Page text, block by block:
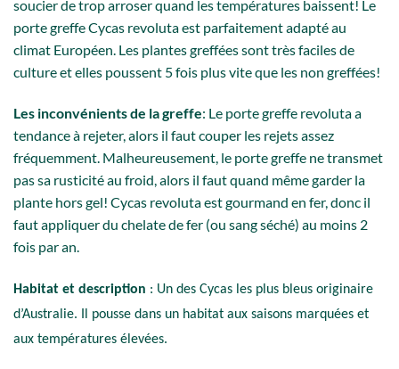
soucier de trop arroser quand les températures baissent! Le
porte greffe Cycas revoluta est parfaitement adapté au
climat Européen. Les plantes greffées sont très faciles de
culture et elles poussent 5 fois plus vite que les non greffées!
Les inconvénients de la greffe: Le porte greffe revoluta a
tendance à rejeter, alors il faut couper les rejets assez
fréquemment. Malheureusement, le porte greffe ne transmet
pas sa rusticité au froid, alors il faut quand même garder la
plante hors gel! Cycas revoluta est gourmand en fer, donc il
faut appliquer du chelate de fer (ou sang séché) au moins 2
fois par an.
Habitat et description : Un des Cycas les plus bleus originaire
d’Australie. Il pousse dans un habitat aux saisons marquées et
aux températures élevées.